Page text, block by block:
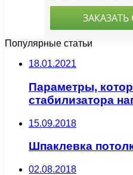
Популярные статьи
18.01.2021
Параметры,
стабилизатора
15.09.2018
Шпаклевка
02.08.2018